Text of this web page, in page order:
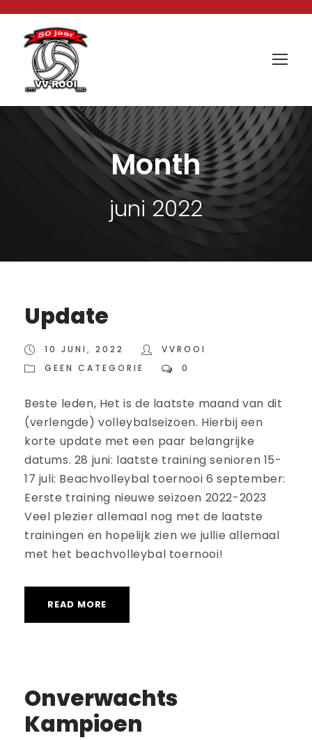
Month
juni 2022
Update
10 JUNI, 2022
VVROOI
GEEN CATEGORIE
0
Beste leden, Het is de laatste maand van dit
(verlengde) volleybalseizoen. Hierbij een
korte update met een paar belangrijke
datums. 28 juni: laatste training senioren 15-
17 juli: Beachvolleybal toernooi 6 september:
Eerste training nieuwe seizoen 2022-2023
Veel plezier allemaal nog met de laatste
trainingen en hopelijk zien we jullie allemaal
met het beachvolleybal toernooi!
READ MORE
Onverwachts
Kampioen